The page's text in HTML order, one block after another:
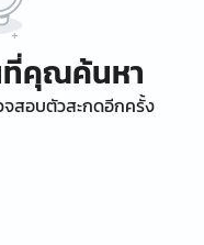
ที่คุณค้นหา
จสอบตัวสะกดอีกครั้ง